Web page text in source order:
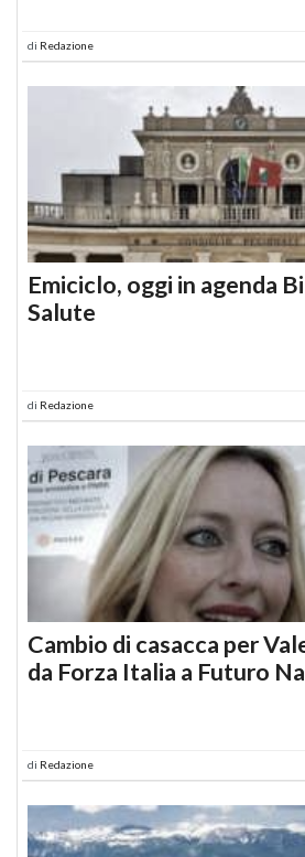
di Redazione
Emiciclo, oggi in agenda
Salute
di Redazione
Cambio di casacca per
da Forza Italia a Futuro
di Redazione